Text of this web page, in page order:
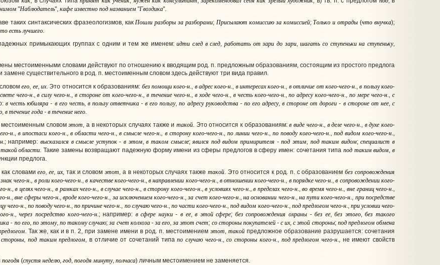
"Наблюдатель", кафеизвестноподназванием"Гвоздика".
синтаксических фразеологизмов, как Пошли разборы за разборами; Присылают комиссию за комиссией;Только и отрады (что внучка);
естьлучшего.
примыкающих группах с одним и тем же именем:идти след в след, работать от зари до зари,шагать со ступеньки на ступеньку,
местоименными словами действуют по отношению к вводящим род. п. предложным образованиям, состоящим из простого предлога
существительного в род. п. местоименным словом здесь действуют три вида правил.
его ее, их. Это относится к образованиям: без помощи кого-н в адрес кого-н в интересах кого-н в отличие от кого-чего-н.,в пользу кого-
свете чего-н.,в силу чего-н .,в стороне от кого-чего-н в течение чего-н., в ходе чего-н., в честь кого-чего-н.,по адресу кого-чего-н .,по мере чего-н .,с
в честь юбиляра - в его честь, в пользу ответчика -в его пользу,по адресу руководства- по его адресу,в стороне от дороги - в стороне от нее, с
, втечениегода- втечениенего.
словомэтот, а в некоторых случаях также итакой. Это относится к образованиям:в виде чего-н., в деле чего-н., в духе кого-
-н.,в ипостаси кого-н.,в области чего-н.,в смысле чего-н., в сторону кого-чего-н., по линии чего-н., по поводу кого-чего-н., под видом кого-чего-н.,
н.; например: высказался в смысле уступок-в этом,в таком смысле;явился под видом примирителя -под этим, под таким видом;специалист в
такой области. Такие замены возвращают падежную форму имени из сферы предлогов в сферу имен: сочетания типа под таким видом, в
предлога.
словамиего,ее,их, так и словомэтот, а в некоторых случаях также такой. Это относится к род. п. с образованиембез сопровождения
знак чего-н., в роли кого-чего-н.,в качестве кого-чего-н.,в направлении кого-чего-н., в отношении кого-чего-н., в порядке чего-н.,в сопровождении кого-
-н.,в целях чего-н., в рамках чего-н., в случае чего-н., в сторону кого-чего-н.,в условиях чего-н.,в пределах чего-н.,во время чего-н., вне границ чего-н.,
-н.,вне сферы чего-н.,вроде кого-чего-н., за исключением кого-чего-н.,за счет кого-чего-н.,на основании чего-н., на пути кого-чего-н., при посредстве
чего-н., по поводучего-н.,по причине чего-н., по случаю чего-н., почастикого-чего-н.,под видом кого-чего-н., под предлогом чего-н., приусловии чего-
-н.,через посредство кого-чего-н.; например: в сфере науки- в ее,в этой сфере; без сопровождения охраны -без ее,без этого,без такого
- по его, по этому, потакомуслучаю;за счет колхоза- заего,за этот счет; со стороны покупателей- сих,сэтой стороны; под предлогом обмена
. Так же, как и в п. 2, при замене имени в род. п. местоимениемэтот,такой предложное образование разрушается: сочетания
стороны, под таким предлогом, в отличие от сочетаний типапо случаю чего-н.,со стороны кого-н., под предлогом чего-н., не имеют свойств
погодя (спустя неделю, год, погодя минуту, полчаса) личным местоимением не заменяется.